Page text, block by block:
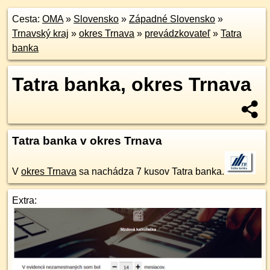
Cesta: OMA» Slovensko » Západné Slovensko »
Trnavský kraj » okres Trnava » prevádzkovateľ » Tatra
banka
Tatra banka, okres Trnava
Tatra banka v okres Trnava
V okres Trnava sa nachádza 7 kusov Tatra banka.
Extra: